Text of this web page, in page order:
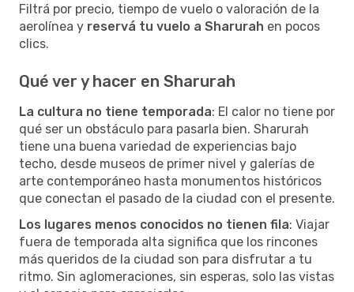
Filtrá por precio, tiempo de vuelo o valoración de la
aerolínea y reservá tu vuelo a Sharurah en pocos
clics.
Qué ver y hacer en Sharurah
La cultura no tiene temporada: El calor no tiene por
qué ser un obstáculo para pasarla bien. Sharurah
tiene una buena variedad de experiencias bajo
techo, desde museos de primer nivel y galerías de
arte contemporáneo hasta monumentos históricos
que conectan el pasado de la ciudad con el presente.
Los lugares menos conocidos no tienen fila: Viajar
fuera de temporada alta significa que los rincones
más queridos de la ciudad son para disfrutar a tu
ritmo. Sin aglomeraciones, sin esperas, solo las vistas